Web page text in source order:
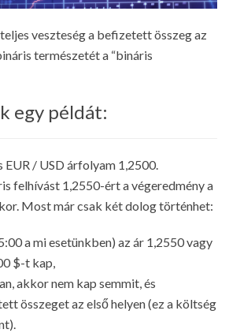
veszteség a befizetett összeg az
természetét a “bináris
egy példát:
/ USD árfolyam 1,2500.
felhívást 1,2550-ért a végeredmény a
Most már csak két dolog történhet:
a mi esetünkben) az ár 1,2550 vagy
$-t kap,
akkor nem kap semmit, és
összeget az első helyen (ez a költség